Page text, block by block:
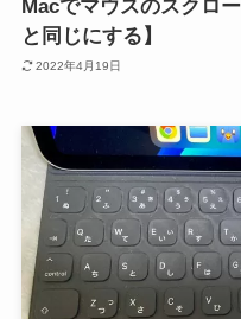
Macでマウスのスクロ
と同じにする】
2022年4月19日